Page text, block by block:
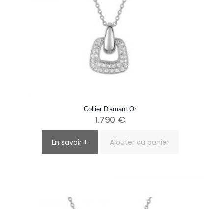
Collier Diamant Or
1.790 €
En savoir + Ajouter au panier